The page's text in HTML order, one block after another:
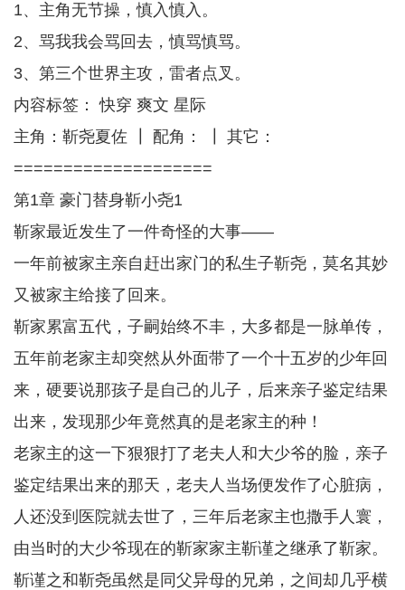
1、主角无节操，慎入慎入。
2、骂我我会骂回去，慎骂慎骂。
3、第三个世界主攻，雷者点叉。
内容标签： 快穿 爽文 星际
主角：靳尧夏佐 ┃ 配角： ┃ 其它：
====================
第1章 豪门替身靳小尧1
靳家最近发生了一件奇怪的大事——
一年前被家主亲自赶出家门的私生子靳尧，莫名其妙
又被家主给接了回来。
靳家累富五代，子嗣始终不丰，大多都是一脉单传，
五年前老家主却突然从外面带了一个十五岁的少年回
来，硬要说那孩子是自己的儿子，后来亲子鉴定结果
出来，发现那少年竟然真的是老家主的种！
老家主的这一下狠狠打了老夫人和大少爷的脸，亲子
鉴定结果出来的那天，老夫人当场便发作了心脏病，
人还没到医院就去世了，三年后老家主也撒手人寰，
由当时的大少爷现在的靳家家主靳谨之继承了靳家。
靳谨之和靳尧虽然是同父异母的兄弟，之间却几乎横